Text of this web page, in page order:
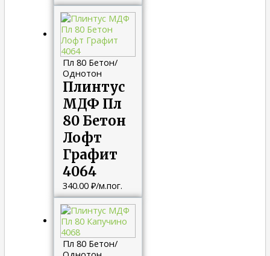
Пл 80 Бетон/
Однотон
Плинтус
МДФ Пл
80 Бетон
Лофт
Графит
4064
340.00₽/м.пог.
Пл 80 Бетон/